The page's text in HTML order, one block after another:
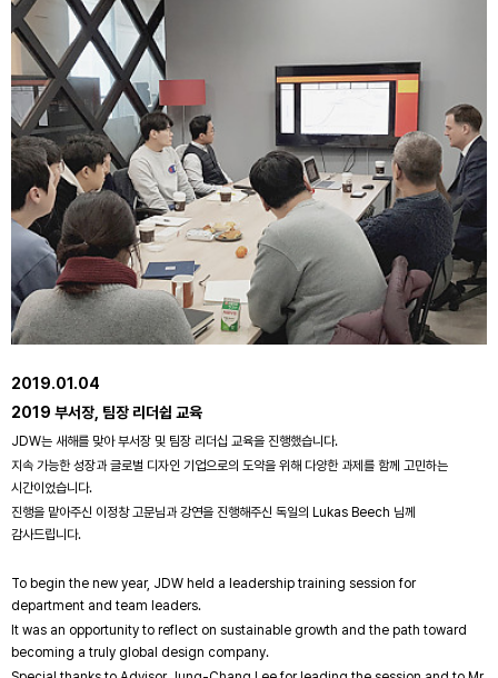
2019.01.04
2019 부서장, 팀장 리더쉽 교육
JDW는 새해를 맞아 부서장 및 팀장 리더십 교육을 진행했습니다.
지속 가능한 성장과 글로벌 디자인 기업으로의 도약을 위해 다양한 과제를 함께 고민하는
시간이었습니다.
진행을 맡아주신 이정창 고문님과 강연을 진행해주신 독일의 Lukas Beech 님께
감사드립니다.
To begin the new year, JDW held a leadership training session for
department and team leaders.
It was an opportunity to reflect on sustainable growth and the path toward
becoming a truly global design company.